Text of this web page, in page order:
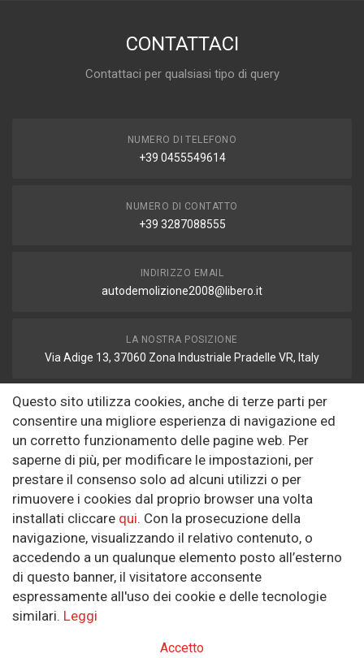
CONTATTACI
Contattaci per qualsiasi tipo di query
NUMERO DI TELEFONO
+39 0455549614
NUMERO DI CONTATTO
+39 3287088555
INDIRIZZO EMAIL
autodemolizione2008@libero.it
LA NOSTRA POSIZIONE
Via Adige 13, 37060 Zona Industriale Pradelle VR, Italy
FAX
autodemolizione2008@libero.it
Informazioni
Riguardo a noi
Politica sulla Riservatezza
SEGUICI SUI SOCIAL
Questo sito utilizza cookies, anche di terze parti per
consentire una migliore esperienza di navigazione ed
un corretto funzionamento delle pagine web. Per
saperne di più, per modificare le impostazioni, per
prestare il consenso solo ad alcuni utilizzi o per
rimuovere i cookies dal proprio browser una volta
installati cliccare qui. Con la prosecuzione della
navigazione, visualizzando il relativo contenuto, o
accedendo a un qualunque elemento posto all’esterno
di questo banner, il visitatore acconsente
espressamente all'uso dei cookie e delle tecnologie
similari. Leggi
Accetto